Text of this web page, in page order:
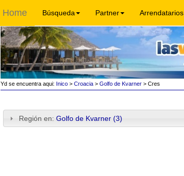
Home Búsqueda Partner Arrendatarios
Yd se encuentra aqui: Inico> Croacia> Golfo de Kvarner> Cres
Región en:Golfo de Kvarner (3)